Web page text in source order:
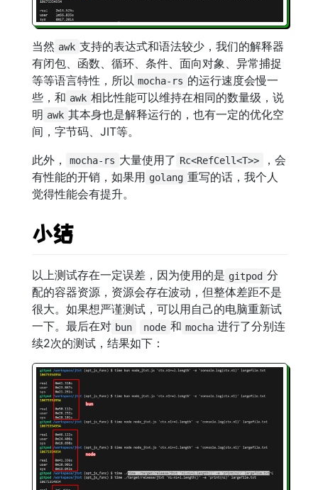
当然 awk 支持的表达式和语法较少，我们的解释器
有闭包、函数、循环、条件、面向对象、异常捕捉
等等语言特性，所以 mocha-rs 的运行速度会慢一
些，和 awk 相比性能可以维持在相同的数量级，说
明 awk 其本身也是解释运行的，也有一定的优化空
间，字节码、JIT等。
此外，
mocha-rs 大量使用了 Rc<RefCell<T>>
，会
有性能的开销，如果用 golang 重写的话，我个人
觉得性能会有提升。
小结
以上测试存在一定误差，因为使用的是 gitpod 分
配的容器资源，资源会存在波动，但整体差距不是
很大。如果想严谨测试，可以用自己的电脑重新试
一下。最后在对 bun node 和 mocha 进行了分别连
续2次的测试，结果如下：